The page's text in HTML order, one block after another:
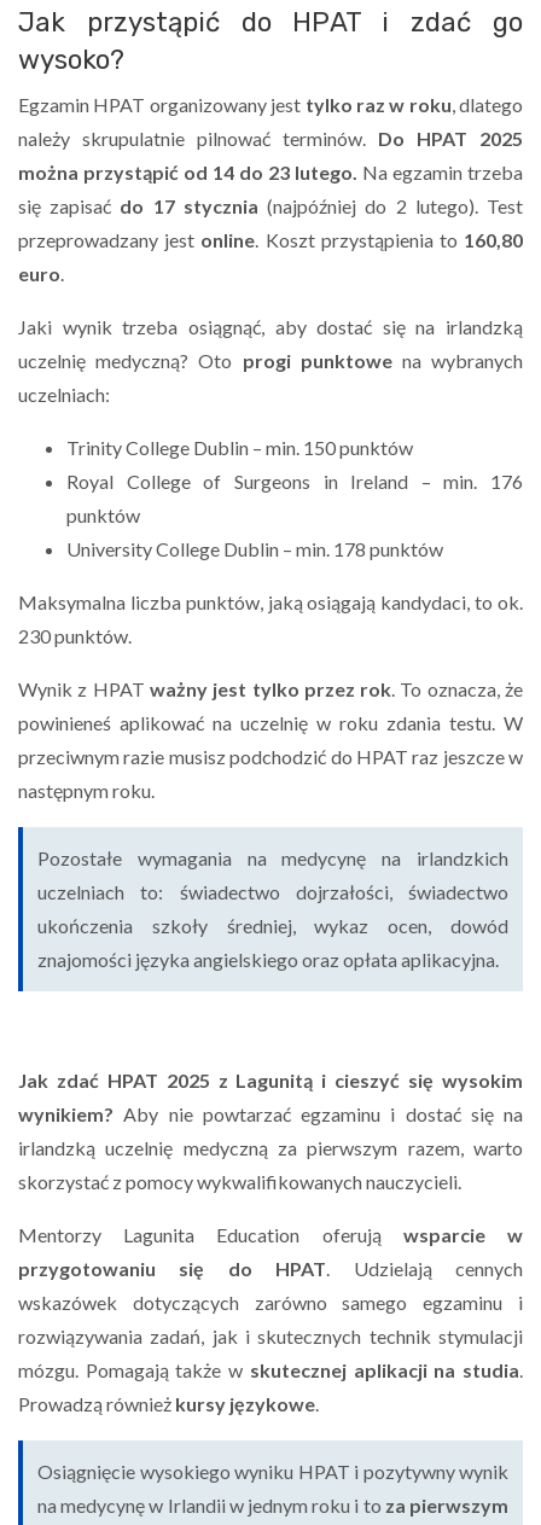
Jak przystąpić do HPAT i zdać go
wysoko?
Egzamin HPAT organizowany jest tylko raz w roku, dlatego
należy skrupulatnie pilnować terminów. Do HPAT 2025
można przystąpić od 14 do 23 lutego. Na egzamin trzeba
się zapisać do 17 stycznia (najpóźniej do 2 lutego). Test
przeprowadzany jest online. Koszt przystąpienia to 160,80
euro.
Jaki wynik trzeba osiągnąć, aby dostać się na irlandzką
uczelnię medyczną? Oto progi punktowe na wybranych
uczelniach:
Trinity College Dublin – min. 150 punktów
Royal College of Surgeons in Ireland – min. 176
punktów
University College Dublin – min. 178 punktów
Maksymalna liczba punktów, jaką osiągają kandydaci, to ok.
230 punktów.
Wynik z HPAT ważny jest tylko przez rok. To oznacza, że
powinieneś aplikować na uczelnię w roku zdania testu. W
przeciwnym razie musisz podchodzić do HPAT raz jeszcze w
następnym roku.
Pozostałe wymagania na medycynę na irlandzkich
uczelniach to: świadectwo dojrzałości, świadectwo
ukończenia szkoły średniej, wykaz ocen, dowód
znajomości języka angielskiego oraz opłata aplikacyjna.
Jak zdać HPAT 2025 z Lagunitą i cieszyć się wysokim
wynikiem?Aby nie powtarzać egzaminu i dostać się na
irlandzką uczelnię medyczną za pierwszym razem, warto
skorzystać z pomocy wykwalifikowanych nauczycieli.
Mentorzy Lagunita Education oferują wsparcie w
przygotowaniu się do HPAT. Udzielają cennych
wskazówek dotyczących zarówno samego egzaminu i
rozwiązywania zadań, jak i skutecznych technik stymulacji
mózgu. Pomagają także w skutecznej aplikacji na studia.
Prowadzą również kursy językowe.
Osiągnięcie wysokiego wyniku HPAT i pozytywny wynik
na medycynę w Irlandii w jednym roku i to za pierwszym